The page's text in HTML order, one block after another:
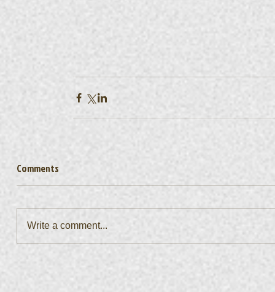
Comments
Write a comment...